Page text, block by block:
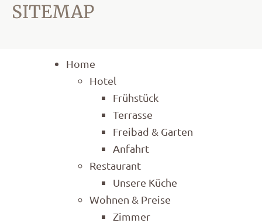
SITEMAP
Home
Hotel
Frühstück
Terrasse
Freibad & Garten
Anfahrt
Restaurant
Unsere Küche
Wohnen & Preise
Zimmer